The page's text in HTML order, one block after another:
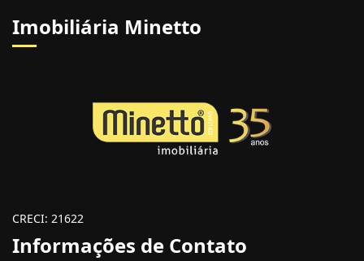
Imobiliária Minetto
CRECI: 21622
Informações de Contato